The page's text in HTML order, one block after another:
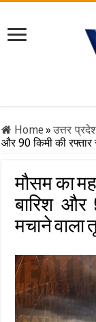
Home» उत्तर
और 90 किमी की रफ्तार
मौसम का
बारिश और
मचाने वाला